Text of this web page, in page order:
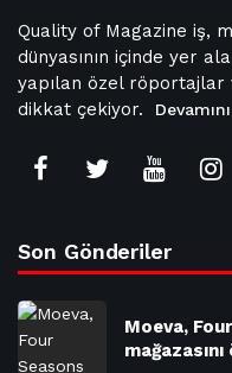
Quality of Magazine iş,
dünyasının içinde yer
yapılan özel
dikkat çekiyor.
Son Gönderiler
Moeva,